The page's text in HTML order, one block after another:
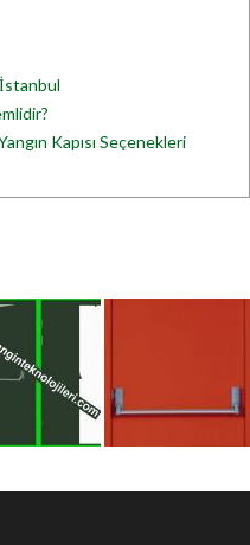
İstanbul
Kapısı Seçenekleri